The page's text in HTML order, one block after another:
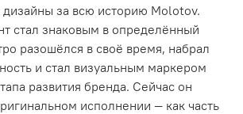
за всю историю Molotov.
стал знаковым в определённый
разошёлся в своё время, набрал
и стал визуальным маркером
развития бренда. Сейчас он
исполнении — как часть